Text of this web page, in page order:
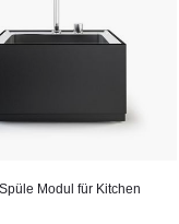
Modul für Kitchen